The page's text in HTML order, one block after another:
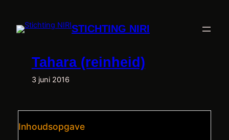
STICHTING NIRI
Tahara (reinheid)
3 juni 2016
Inhoudsopgave